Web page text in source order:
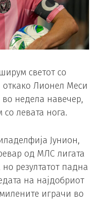
светот со
откако Лионел Меси
во недела навечер,
левата нога.
Јунион,
од МЛС лигата
резултатот падна
на најдобриот
играчи во